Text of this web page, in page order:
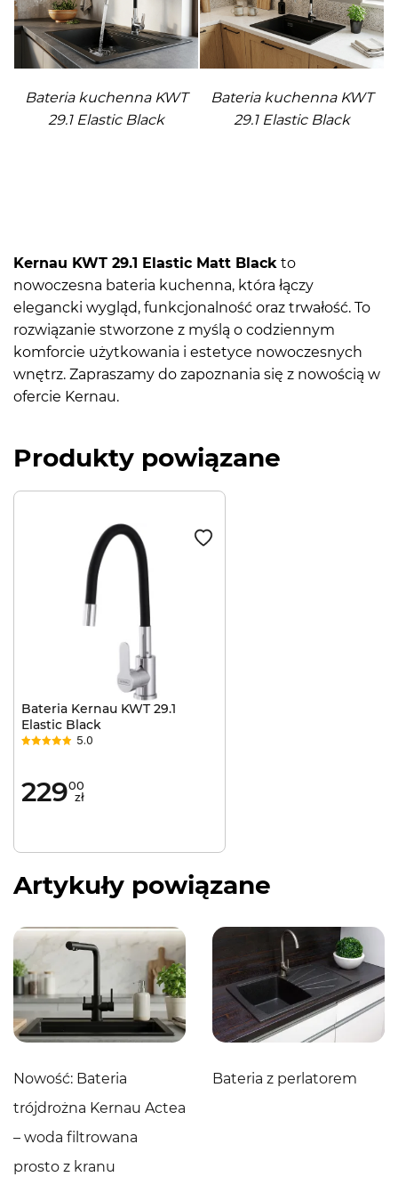
Bateria kuchenna KWT
29.1 Elastic Black
Bateria kuchenna KWT
29.1 Elastic Black
Kernau KWT 29.1 Elastic Matt Black to
nowoczesna bateria kuchenna, która łączy
elegancki wygląd, funkcjonalność oraz trwałość. To
rozwiązanie stworzone z myślą o codziennym
komforcie użytkowania i estetyce nowoczesnych
wnętrz. Zapraszamy do zapoznania się z nowością w
ofercie Kernau.
Produkty powiązane
Bateria Kernau KWT 29.1
Elastic Black
5.0
22900
zł
Artykuły powiązane
Nowość: Bateria
trójdrożna Kernau Actea
– woda filtrowana
prosto z kranu
Bateria z perlatorem